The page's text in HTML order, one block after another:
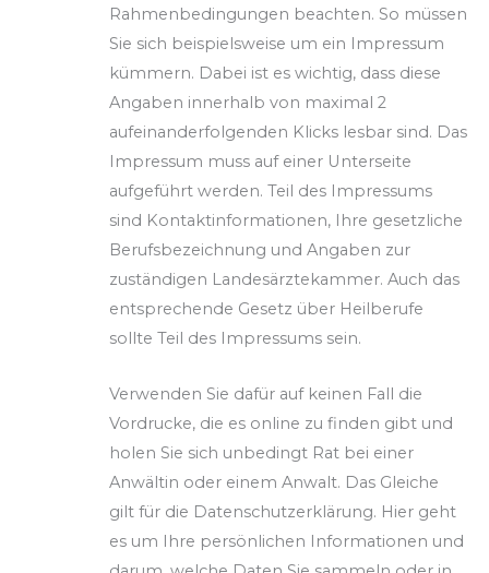
Rahmenbedingungen beachten. So müssen
Sie sich beispielsweise um ein Impressum
kümmern. Dabei ist es wichtig, dass diese
Angaben innerhalb von maximal 2
aufeinanderfolgenden Klicks lesbar sind. Das
Impressum muss auf einer Unterseite
aufgeführt werden. Teil des Impressums
sind Kontaktinformationen, Ihre gesetzliche
Berufsbezeichnung und Angaben zur
zuständigen Landesärztekammer. Auch das
entsprechende Gesetz über Heilberufe
sollte Teil des Impressums sein.
Verwenden Sie dafür auf keinen Fall die
Vordrucke, die es online zu finden gibt und
holen Sie sich unbedingt Rat bei einer
Anwältin oder einem Anwalt. Das Gleiche
gilt für die Datenschutzerklärung. Hier geht
es um Ihre persönlichen Informationen und